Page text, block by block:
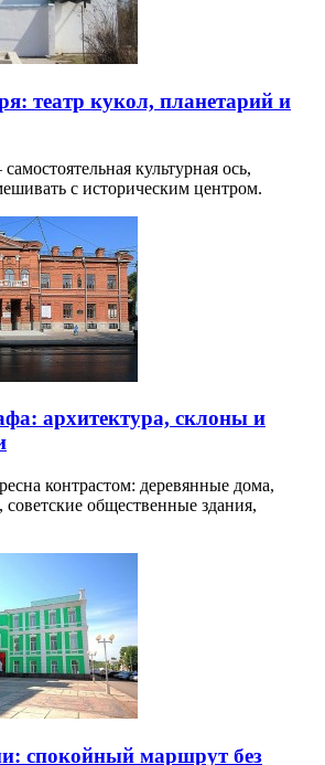
театр кукол, планетарий и
культурная ось,
с историческим центром.
архитектура, склоны и
контрастом: деревянные дома,
советские общественные здания,
спокойный маршрут без